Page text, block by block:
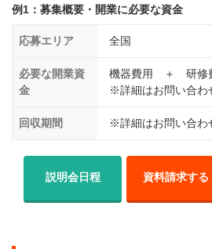
例1：募集概要・開業に必要な資金
応募エリア 全国
必要な開業資
金
機器費用 ＋ 研修
※詳細はお問い合わ
回収期間 ※詳細はお問い合わ
説明会日程 資料請求する